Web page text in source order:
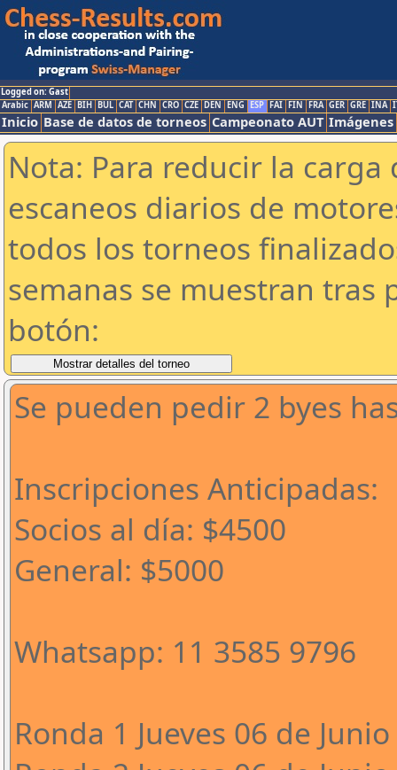
Logged on: Gast
Arabic ARM AZE BIH BUL CAT CHN CRO CZE DEN ENG ESP FAI FIN FRA GER GRE INA
Inicio Base de datos de torneos Campeonato AUT Imágenes
Nota: Para reducir la
escaneos diarios de
todos los torneos
semanas se muestran tras
botón:
Se pueden pedir 2 byes
Inscripciones Anticipadas:
Socios al día: $4500
General: $5000
Whatsapp: 11 3585 9796
Ronda 1 Jueves 06 de